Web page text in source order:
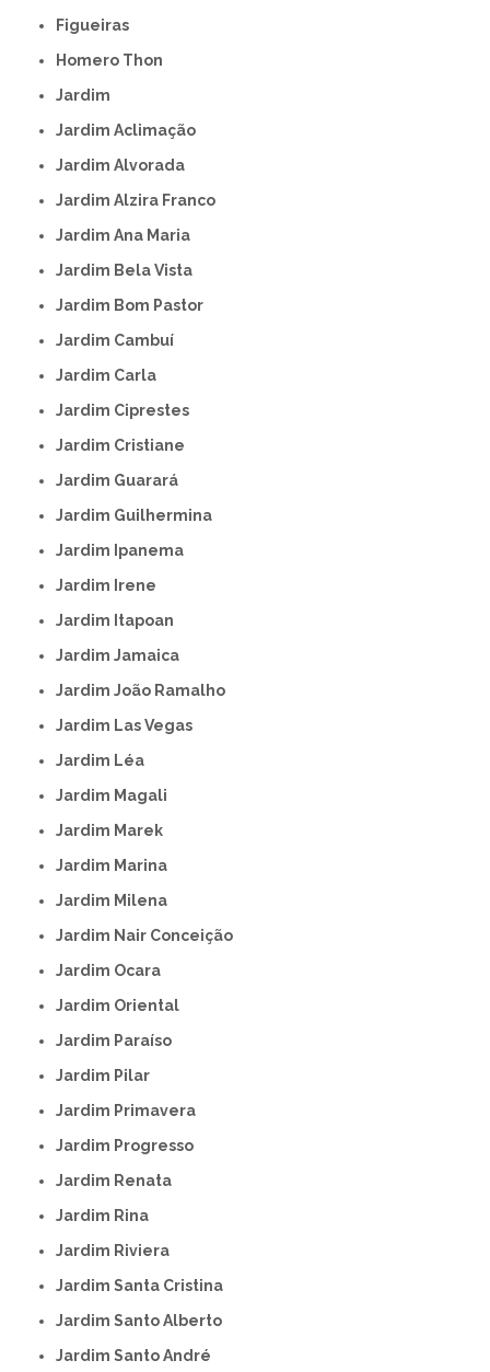
Figueiras
Homero Thon
Jardim
Jardim Aclimação
Jardim Alvorada
Jardim Alzira Franco
Jardim Ana Maria
Jardim Bela Vista
Jardim Bom Pastor
Jardim Cambuí
Jardim Carla
Jardim Ciprestes
Jardim Cristiane
Jardim Guarará
Jardim Guilhermina
Jardim Ipanema
Jardim Irene
Jardim Itapoan
Jardim Jamaica
Jardim João Ramalho
Jardim Las Vegas
Jardim Léa
Jardim Magali
Jardim Marek
Jardim Marina
Jardim Milena
Jardim Nair Conceição
Jardim Ocara
Jardim Oriental
Jardim Paraíso
Jardim Pilar
Jardim Primavera
Jardim Progresso
Jardim Renata
Jardim Rina
Jardim Riviera
Jardim Santa Cristina
Jardim Santo Alberto
Jardim Santo André